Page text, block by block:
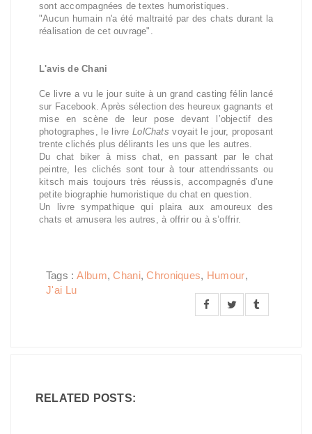
sont accompagnées de textes humoristiques.
"Aucun humain n'a été maltraité par des chats durant la
réalisation de cet ouvrage".
L'avis de Chani
Ce livre a vu le jour suite à un grand casting félin lancé
sur Facebook. Après sélection des heureux gagnants et
mise en scène de leur pose devant l’objectif des
photographes, le livreLolChats voyait le jour, proposant
trente clichés plus délirants les uns que les autres.
Du chat biker à miss chat, en passant par le chat
peintre, les clichés sont tour à tour attendrissants ou
kitsch mais toujours très réussis, accompagnés d’une
petite biographie humoristique du chat en question.
Un livre sympathique qui plaira aux amoureux des
chats et amusera les autres, à offrir ou à s’offrir.
Tags :Album,Chani,Chroniques, Humour,
J'ai Lu
RELATED POSTS: